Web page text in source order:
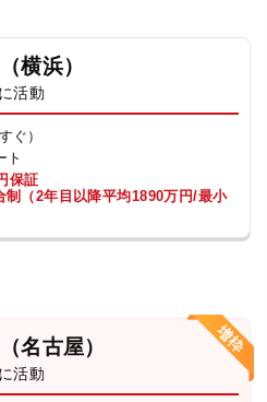
横浜）
活動
ぐ）
ト
保証
制（2年目以降平均1890万円/最小
名古屋）
活動